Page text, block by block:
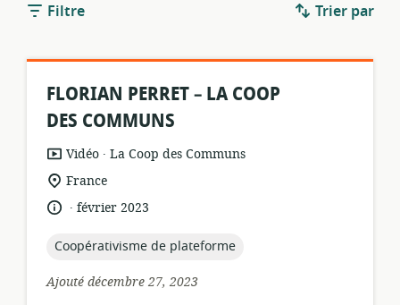
Filtre Trier par
FLORIAN PERRET – LA COOP
DES COMMUNS
Format
de
ressource:
Vidéo .
éditeur:
La Coop des Communs
Lieu
de
pertinence:
France
langue:
.
date
publication:
février 2023
topic:
Coopérativisme de plateforme
Ajouté décembre 27, 2023